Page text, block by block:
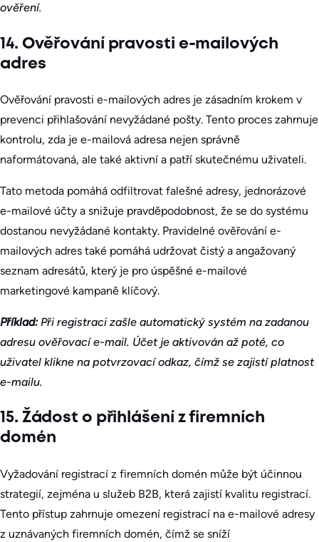
ověření.
14. Ověřování pravosti e-mailových
adres
Ověřování pravosti e-mailových adres je zásadním krokem v
prevenci přihlašování nevyžádané pošty. Tento proces zahrnuje
kontrolu, zda je e-mailová adresa nejen správně
naformátovaná, ale také aktivní a patří skutečnému uživateli.
Tato metoda pomáhá odfiltrovat falešné adresy, jednorázové
e-mailové účty a snižuje pravděpodobnost, že se do systému
dostanou nevyžádané kontakty. Pravidelné ověřování e-
mailových adres také pomáhá udržovat čistý a angažovaný
seznam adresátů, který je pro úspěšné e-mailové
marketingové kampaně klíčový.
Příklad: Při registraci zašle automatický systém na zadanou
adresu ověřovací e-mail. Účet je aktivován až poté, co
uživatel klikne na potvrzovací odkaz, čímž se zajistí platnost
e-mailu.
15. Žádost o přihlášení z firemních
domén
Vyžadování registrací z firemních domén může být účinnou
strategií, zejména u služeb B2B, která zajistí kvalitu registrací.
Tento přístup zahrnuje omezení registrací na e-mailové adresy
z uznávaných firemních domén, čímž se sníží